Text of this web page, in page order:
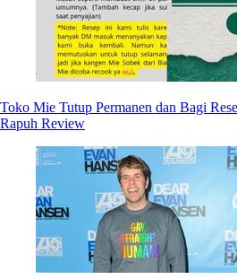
Toko Mie Tutup Permanen dan Bagi
Rapuh Review